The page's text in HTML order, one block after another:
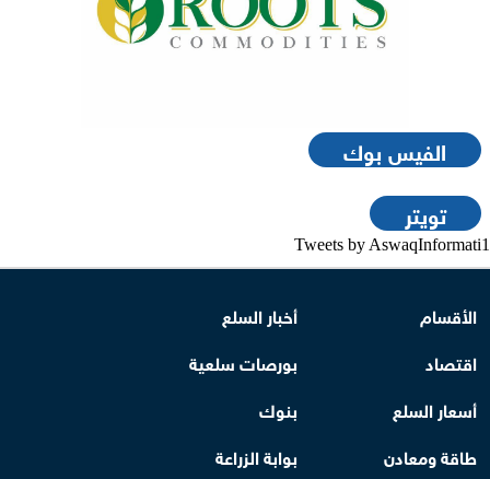
الفيس بوك
تويتر
Tweets by AswaqInformati1
الأقسام
أخبار السلع
اقتصاد
بورصات سلعية
أسعار السلع
بنوك
طاقة ومعادن
بوابة الزراعة